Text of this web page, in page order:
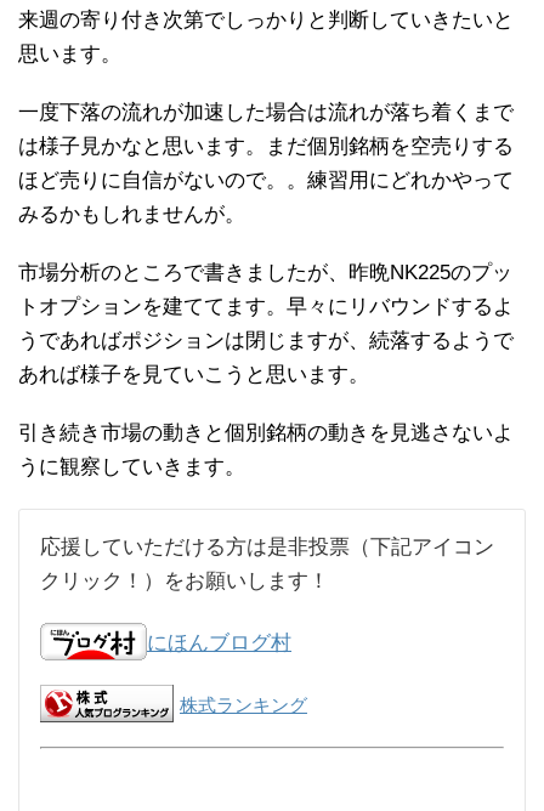
来週の寄り付き次第でしっかりと判断していきたいと
思います。
一度下落の流れが加速した場合は流れが落ち着くまで
は様子見かなと思います。まだ個別銘柄を空売りする
ほど売りに自信がないので。。練習用にどれかやって
みるかもしれませんが。
市場分析のところで書きましたが、昨晩NK225のプッ
トオプションを建ててます。早々にリバウンドするよ
うであればポジションは閉じますが、続落するようで
あれば様子を見ていこうと思います。
引き続き市場の動きと個別銘柄の動きを見逃さないよ
うに観察していきます。
応援していただける方は是非投票（下記アイコン
クリック！）をお願いします！
にほんブログ村
株式ランキング